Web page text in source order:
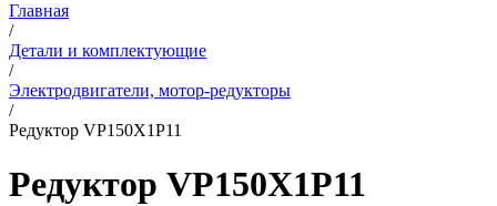
Главная
/
Детали и комплектующие
/
Электродвигатели, мотор-редукторы
/
Редуктор VP150X1P11
Редуктор VP150X1P11